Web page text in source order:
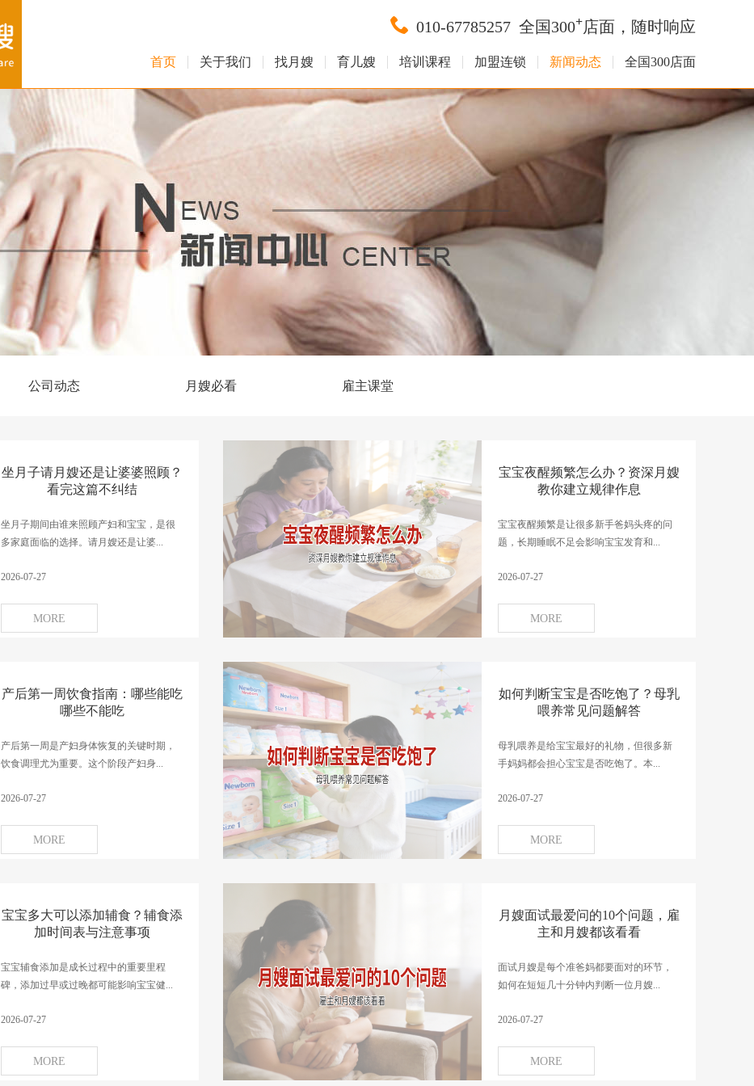
010-67785257 全国300+店面，随时响应
首页 关于我们 找月嫂 育儿嫂 培训课程 加盟连锁 新闻动态 全国300店面
公司动态 月嫂必看 雇主课堂
坐月子请月嫂还是让婆婆照顾？
看完这篇不纠结
坐月子期间由谁来照顾产妇和宝宝，是很
多家庭面临的选择。请月嫂还是让婆...
2026-07-27
MORE
宝宝夜醒频繁怎么办？资深月嫂
教你建立规律作息
宝宝夜醒频繁是让很多新手爸妈头疼的问
题，长期睡眠不足会影响宝宝发育和...
2026-07-27
MORE
产后第一周饮食指南：哪些能吃
哪些不能吃
产后第一周是产妇身体恢复的关键时期，
饮食调理尤为重要。这个阶段产妇身...
2026-07-27
MORE
如何判断宝宝是否吃饱了？母乳
喂养常见问题解答
母乳喂养是给宝宝最好的礼物，但很多新
手妈妈都会担心宝宝是否吃饱了。本...
2026-07-27
MORE
宝宝多大可以添加辅食？辅食添
加时间表与注意事项
宝宝辅食添加是成长过程中的重要里程
碑，添加过早或过晚都可能影响宝宝健...
2026-07-27
MORE
月嫂面试最爱问的10个问题，雇
主和月嫂都该看看
面试月嫂是每个准爸妈都要面对的环节，
如何在短短几十分钟内判断一位月嫂...
2026-07-27
MORE